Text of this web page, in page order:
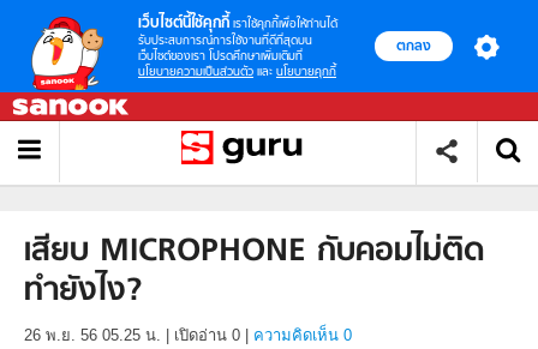
เว็บไซต์นี้ใช้คุกกี้ เราใช้คุกกี้เพื่อให้ท่านได้
รับประสบการณ์การใช้งานที่ดีที่สุดบน
เว็บไซต์ของเรา โปรดศึกษาเพิ่มเติมที่
นโยบายความเป็นส่วนตัว และ นโยบายคุกกี้
ตกลง
เสียบ MICROPHONE กับคอมไม่ติด
ทำยังไง?
26 พ.ย. 56 05.25 น. เปิดอ่าน 0 ความคิดเห็น 0